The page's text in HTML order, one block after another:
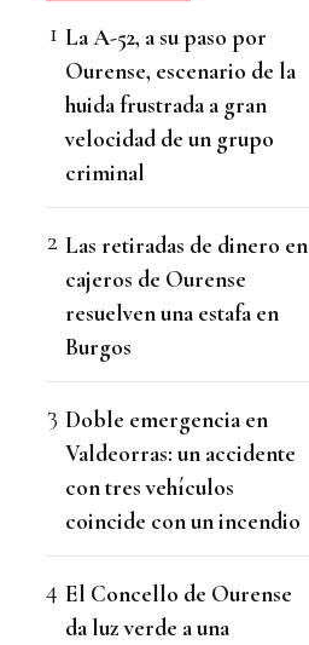
La A-52, a su paso por
Ourense, escenario de la
huida frustrada a gran
velocidad de un grupo
criminal
Las retiradas de dinero en
cajeros de Ourense
resuelven una estafa en
Burgos
Doble emergencia en
Valdeorras: un accidente
con tres vehículos
coincide con un incendio
El Concello de Ourense
da luz verde a una